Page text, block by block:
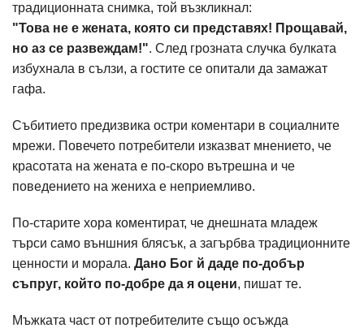
традиционната снимка, той възкликнал:
"Това не е жената, която си представях! Прощавай,
но аз се развеждам!". След грозната случка булката
избухнала в сълзи, а гостите се опитали да замажат
гафа.
Събитието предизвика остри коментари в социалните
мрежи. Повечето потребители изказват мнението, че
красотата на жената е по-скоро вътрешна и че
поведението на жениха е неприемливо.
По-старите хора коментират, че днешната младеж
търси само външния блясък, а загърбва традиционните
ценности и морала. Дано Бог й даде по-добър
съпруг, който по-добре да я оцени, пишат те.
Мъжката част от потребителите също осъжда